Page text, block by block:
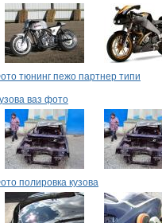
тюнинг пежо партнер типи
ваз фото
полировка кузова